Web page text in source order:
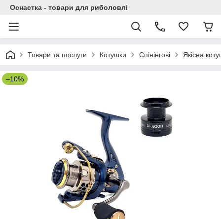
Оснастка - товари для риболовлі
Товари та послуги Котушки Спінінгові Якісна
–10%